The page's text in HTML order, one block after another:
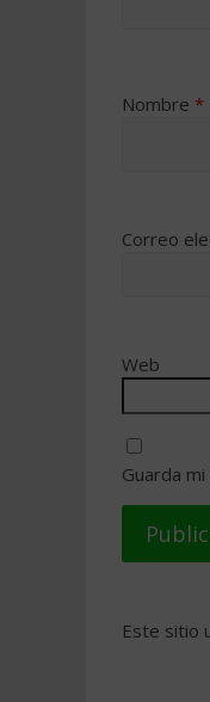
Nombre *
Correo
Web
Guarda
Este sitio